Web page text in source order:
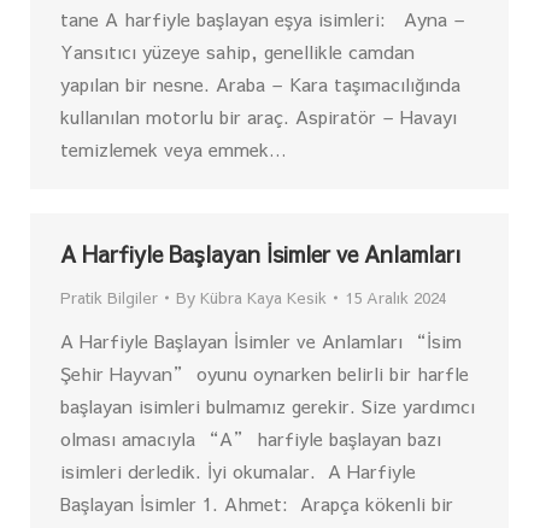
tane A harfiyle başlayan eşya isimleri: Ayna –
Yansıtıcı yüzeye sahip, genellikle camdan
yapılan bir nesne. Araba – Kara taşımacılığında
kullanılan motorlu bir araç. Aspiratör – Havayı
temizlemek veya emmek…
A Harfiyle Başlayan İsimler ve Anlamları
Pratik Bilgiler By Kübra Kaya Kesik 15 Aralık 2024
A Harfiyle Başlayan İsimler ve Anlamları “İsim
Şehir Hayvan” oyunu oynarken belirli bir harfle
başlayan isimleri bulmamız gerekir. Size yardımcı
olması amacıyla “A” harfiyle başlayan bazı
isimleri derledik. İyi okumalar. A Harfiyle
Başlayan İsimler 1. Ahmet: Arapça kökenli bir